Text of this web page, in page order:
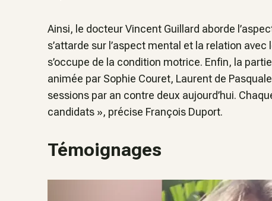
Ainsi, le docteur Vincent Guillard aborde
s’attarde sur l’aspect mental et la relation
s’occupe de la condition motrice. Enfin, la
animée par Sophie Couret, Laurent de
sessions par an contre deux aujourd’hui.
candidats », précise François Duport.
Témoignages